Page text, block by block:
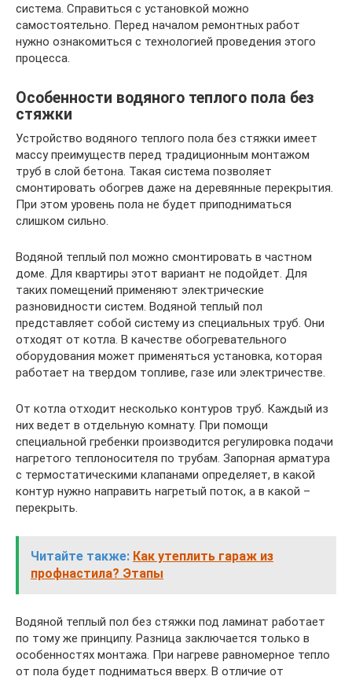
система. Справиться с установкой можно
самостоятельно. Перед началом ремонтных работ
нужно ознакомиться с технологией проведения этого
процесса.
Особенности водяного теплого пола без
стяжки
Устройство водяного теплого пола без стяжки имеет
массу преимуществ перед традиционным монтажом
труб в слой бетона. Такая система позволяет
смонтировать обогрев даже на деревянные перекрытия.
При этом уровень пола не будет приподниматься
слишком сильно.
Водяной теплый пол можно смонтировать в частном
доме. Для квартиры этот вариант не подойдет. Для
таких помещений применяют электрические
разновидности систем. Водяной теплый пол
представляет собой систему из специальных труб. Они
отходят от котла. В качестве обогревательного
оборудования может применяться установка, которая
работает на твердом топливе, газе или электричестве.
От котла отходит несколько контуров труб. Каждый из
них ведет в отдельную комнату. При помощи
специальной гребенки производится регулировка подачи
нагретого теплоносителя по трубам. Запорная арматура
с термостатическими клапанами определяет, в какой
контур нужно направить нагретый поток, а в какой –
перекрыть.
Читайте также: Как утеплить гараж из
профнастила? Этапы
Водяной теплый пол без стяжки под ламинат работает
по тому же принципу. Разница заключается только в
особенностях монтажа. При нагреве равномерное тепло
от пола будет подниматься вверх. В отличие от